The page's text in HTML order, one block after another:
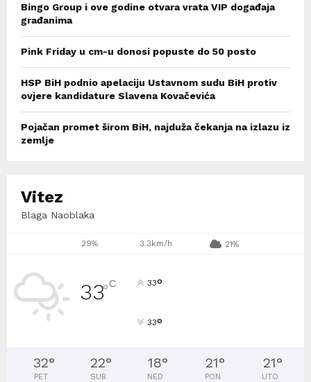
Bingo Group i ove godine otvara vrata VIP događaja
građanima
Pink Friday u cm-u donosi popuste do 50 posto
HSP BiH podnio apelaciju Ustavnom sudu BiH protiv
ovjere kandidature Slavena Kovačevića
Pojačan promet širom BiH, najduža čekanja na izlazu iz
zemlje
Vitez
Blaga Naoblaka
29% 3.3km/h 21%
33°C 33°
33°
32°
PET
22°
SUB
18°
NED
21°
PON
21°
UTO